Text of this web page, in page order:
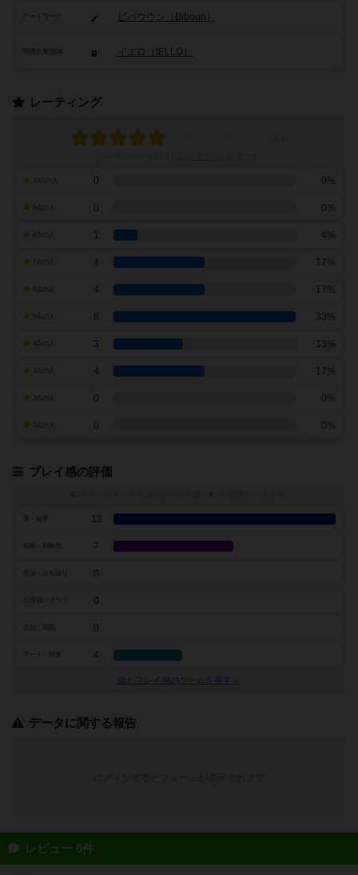
アートワーク ビバウウン（Biboun）
イエロ（IELLO）
レーティング
0 0%
0 0%
1 4%
7点の人 4 17%
4 17%
8 33%
3 13%
4 17%
0 0%
0 0%
プレイ感の評価
※
13
戦略・判断力 7
0
0
0
アート・外見 4
似たプレイ感のゲームを探す→
データに関する報告
レビュー 6件